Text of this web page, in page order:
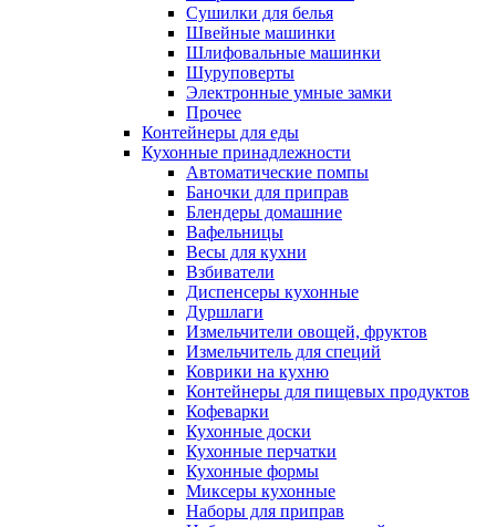
Сушилки для белья
Швейные машинки
Шлифовальные машинки
Шуруповерты
Электронные умные замки
Прочее
Контейнеры для еды
Кухонные принадлежности
Автоматические помпы
Баночки для приправ
Блендеры домашние
Вафельницы
Весы для кухни
Взбиватели
Диспенсеры кухонные
Дуршлаги
Измельчители овощей, фруктов
Измельчитель для специй
Коврики на кухню
Контейнеры для пищевых продуктов
Кофеварки
Кухонные доски
Кухонные перчатки
Кухонные формы
Миксеры кухонные
Наборы для приправ